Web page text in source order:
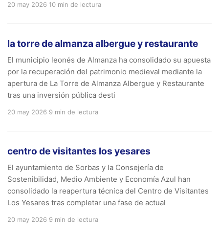
20 may 2026 10 min de lectura
la torre de almanza albergue y restaurante
El municipio leonés de Almanza ha consolidado su apuesta
por la recuperación del patrimonio medieval mediante la
apertura de La Torre de Almanza Albergue y Restaurante
tras una inversión pública desti
20 may 2026 9 min de lectura
centro de visitantes los yesares
El ayuntamiento de Sorbas y la Consejería de
Sostenibilidad, Medio Ambiente y Economía Azul han
consolidado la reapertura técnica del Centro de Visitantes
Los Yesares tras completar una fase de actual
20 may 2026 9 min de lectura